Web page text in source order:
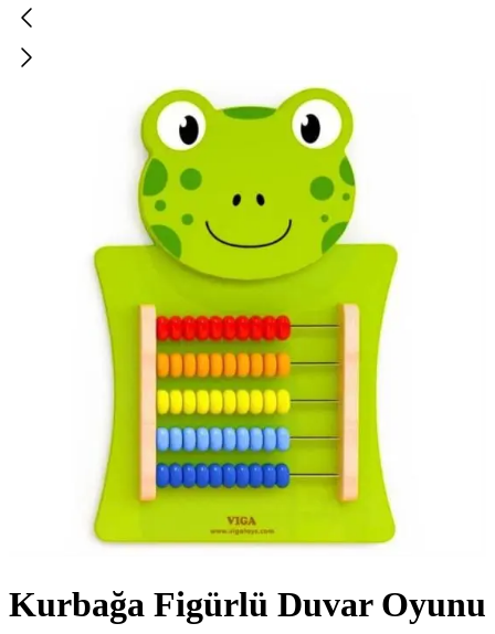
Kurbağa Figürlü Duvar Oyunu